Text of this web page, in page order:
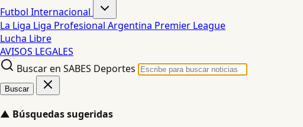
Futbol Internacional
La Liga Liga Profesional Argentina Premier League
Lucha Libre
AVISOS LEGALES
Buscar en SABES Deportes
Buscar
▲ Búsquedas sugeridas